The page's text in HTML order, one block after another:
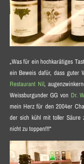
„Was für ein hochkarätiges
ein Beweis dafür, dass guter
Restaurant Nil,
Weissburgunder GG von Dr.
mein Herz für den 2004er
der sich kühl mit toller Säure
nicht zu toppen!!!“